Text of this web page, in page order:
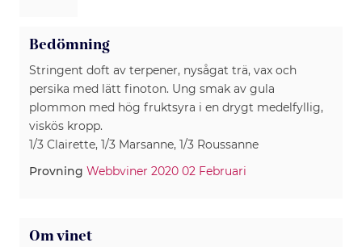
Bedömning
Stringent doft av terpener, nysågat trä, vax och
persika med lätt finoton. Ung smak av gula
plommon med hög fruktsyra i en drygt medelfyllig,
viskös kropp.
1/3 Clairette, 1/3 Marsanne, 1/3 Roussanne
Provning Webbviner 2020 02 Februari
Om vinet